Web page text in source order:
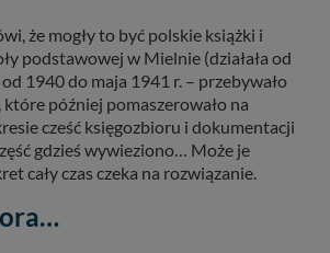
że mogły to być polskie książki i
podstawowej w Mielnie (działała od
1940 do maja 1941 r. – przebywało
później pomaszerowało na
cześć księgozbioru i dokumentacji
gdzieś wywieziono… Może je
cały czas czeka na rozwiązanie.